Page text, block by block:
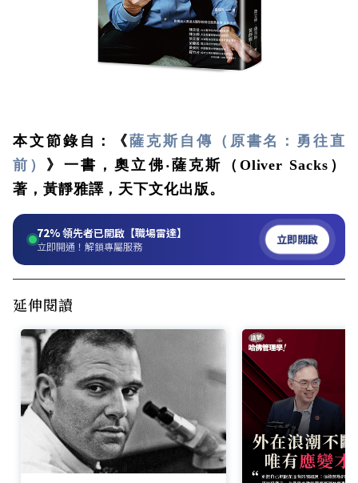
本文節錄自：《 薩克斯自傳（原書名：勇往直
前） 》一書，奧立佛‧薩克斯（Oliver Sacks）
著，黃靜雅譯，天下文化出版。
72%領先者已開啟【職場雷達】
立即開通！解鎖專屬服務 立即開啟
延伸閱讀